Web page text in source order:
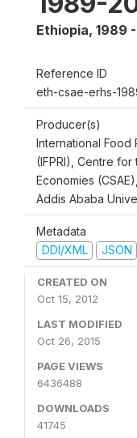
Ethiopia, 1989
Reference ID
eth-csae-erhs-
Producer(s)
International Food
(IFPRI), Centre
Economies
Addis Ababa
Metadata
DDI/XML
JSON
CREATED ON
Oct 15, 2012
LAST MODIFIED
Oct 26, 2015
PAGE VIEWS
6436488
DOWNLOADS
41745